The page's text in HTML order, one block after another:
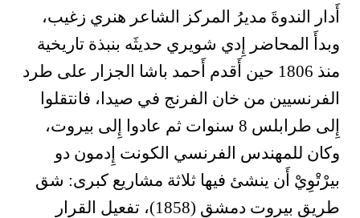
أَدار الندوةَ مديرُ المركز الشاعر هنري زغيب،
وبدأَ المحاضر إِدي شويري حديثَه بنبذة تاريخية
منذ 1806 حين أَقدم أَحمد باشا الجزار على طرد
الفرنسيين من خان الفرنج في صيدا، فانتقلوا
إِلى طرابلس 8 سنوات ثم عادوا إِلى بيروت،
وكان للمهندس الفرنسي الكونت إِدمون دو
بيرْتْوِيْ أَن ينشئ فيها ثلاثة مشاريع كبرى: شق
طريق بيروت دمشق (1858)، تفعيل القرار